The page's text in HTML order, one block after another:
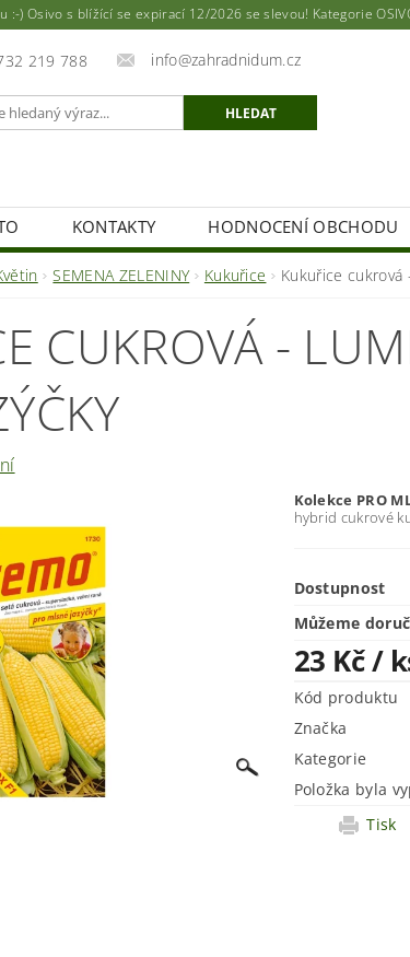
Osivo s blížící se expirací 12/2026 se slevou! Kategorie OSIVO
219 788 info@zahradnidum.cz
KONTAKTY HODNOCENÍ OBCHODU
SEMENA ZELENINY Kukuřice Kukuřice cukrová
CUKROVÁ -
Kolekce PRO
hybrid cukrové
Dostupnost
Můžeme
23 Kč/
Kód produktu
Značka
Kategorie
Položka byla
Tisk